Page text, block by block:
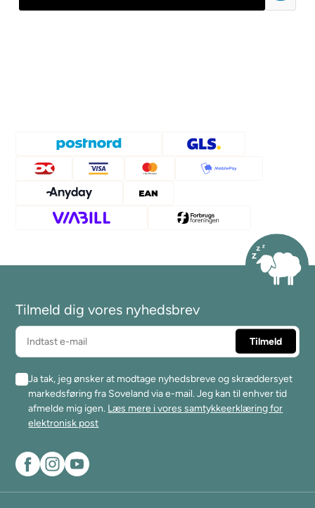
Tilmeld dig vores nyhedsbrev
Ja tak, jeg ønsker at modtage nyhedsbreve og skræddersyet
markedsføring fra Soveland via e-mail. Jeg kan til enhver tid
afmelde mig igen. Læs mere i vores samtykkeerklæring for
elektronisk post